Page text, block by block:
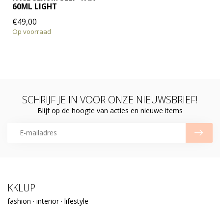
60ML LIGHT
€49,00
Op voorraad
SCHRIJF JE IN VOOR ONZE NIEUWSBRIEF!
Blijf op de hoogte van acties en nieuwe items
KKLUP
fashion · interior · lifestyle